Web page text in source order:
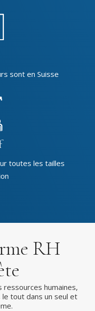
sont en Suisse
toutes les tailles
RH
ressources humaines,
tout dans un seul et